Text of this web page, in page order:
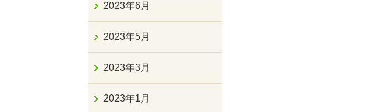
2023年6月
2023年5月
2023年3月
2023年1月